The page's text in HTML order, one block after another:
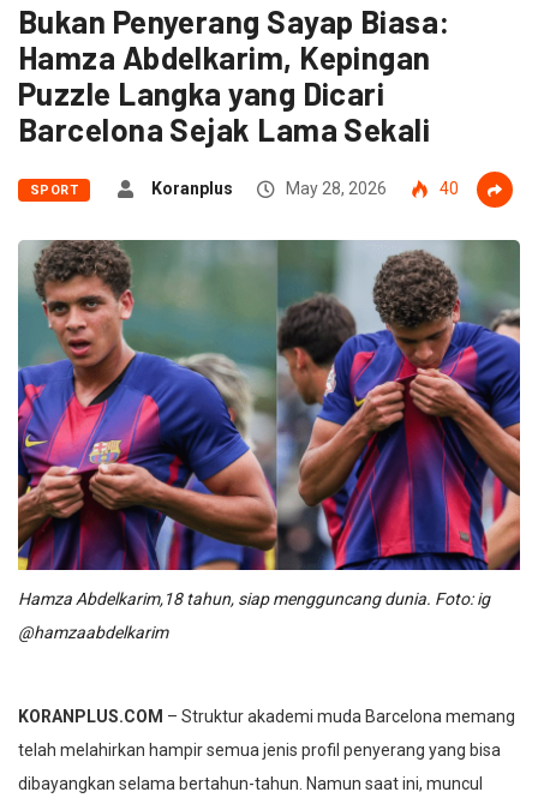
Bukan Penyerang Sayap Biasa:
Hamza Abdelkarim, Kepingan
Puzzle Langka yang Dicari
Barcelona Sejak Lama Sekali
SPORT Koranplus May 28, 2026 40
Hamza Abdelkarim,18 tahun, siap mengguncang dunia. Foto: ig
@hamzaabdelkarim
KORANPLUS.COM – Struktur akademi muda Barcelona memang
telah melahirkan hampir semua jenis profil penyerang yang bisa
dibayangkan selama bertahun-tahun. Namun saat ini, muncul